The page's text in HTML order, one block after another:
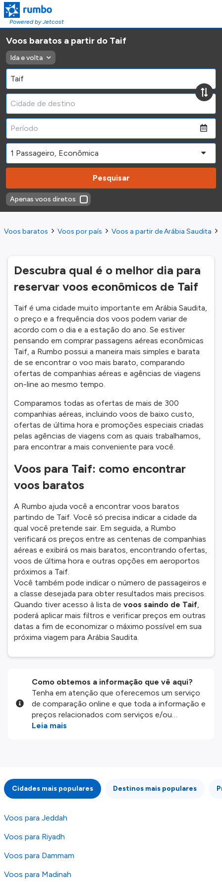
Powered by Jetcost
Voos baratos a partir do Taif
Ida e volta
Pesquisar
Apenas voos diretos
Voos baratos Voos por país Voos a partir de Arábia Saudita
Descubra qual é o melhor dia para
reservar voos econômicos de Taif
Taif é uma cidade muito importante em Arábia Saudita,
o preço e a frequência dos voos podem variar de
acordo com o dia e a estação do ano. Se estiver
pensando em comprar passagens aéreas econômicas
Taif, a Rumbo possui a maneira mais simples e barata
de se encontrar o voo mais barato, comparando
ofertas de companhias aéreas e agências de viagens
on-line ao mesmo tempo.
Comparamos todas as ofertas de mais de 300
companhias aéreas, incluindo voos de baixo custo,
ofertas de última hora e promoções especiais criadas
pelas agências de viagens com as quais trabalhamos,
para encontrar a mais conveniente para você.
Voos para Taif: como encontrar
voos baratos
A Rumbo ajuda você a encontrar voos baratos
partindo de Taif. Você só precisa indicar a cidade da
qual você pretende sair. Em seguida, a Rumbo
verificará os preços entre as centenas de companhias
aéreas e exibirá os mais baratos, encontrando ofertas,
voos de última hora e outras opções em aeroportos
próximos a Taif.
Você também pode indicar o número de passageiros e
a classe desejada para obter resultados mais precisos.
Quando tiver acesso à lista de voos saindo de Taif,
poderá aplicar mais filtros e verificar preços em outras
datas a fim de economizar o máximo possível em sua
próxima viagem para Arábia Saudita.
Como obtemos a informação que vê aqui?
Tenha em atenção que oferecemos um serviço
de comparação online e que toda a informação e
preços relacionados com serviços e/ou
produtos disponíveis no nosso website são
integridade ou pela precisão da informação
publicada, por isso verifique com atenção todas
as condições no website do parceiro antes de
fazer uma reserva. Para mais detalhes verifique
os nossos
Leia mais
Cidades mais populares Destinos mais populares
Voos para Jeddah
Voos para Riyadh
Voos para Dammam
Voos para Madinah